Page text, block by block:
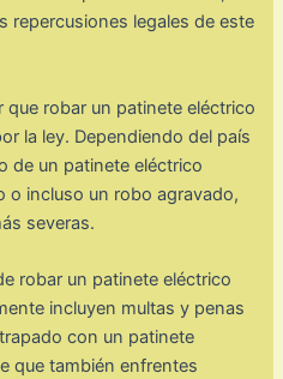
repercusiones legales de este
que robar un patinete eléctrico
la ley. Dependiendo del país
de un patinete eléctrico
o incluso un robo agravado,
severas.
robar un patinete eléctrico
incluyen multas y penas
con un patinete
que también enfrentes